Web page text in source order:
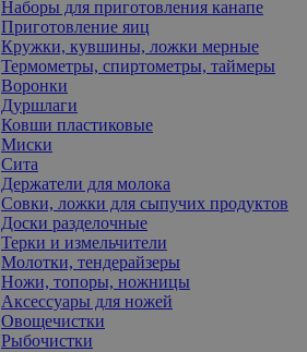
Наборы для приготовления канапе
Приготовление яиц
Кружки, кувшины, ложки мерные
Термометры, спиртометры, таймеры
Воронки
Дуршлаги
Ковши пластиковые
Миски
Сита
Держатели для молока
Совки, ложки для сыпучих продуктов
Доски разделочные
Терки и измельчители
Молотки, тендерайзеры
Ножи, топоры, ножницы
Аксессуары для ножей
Овощечистки
Рыбочистки